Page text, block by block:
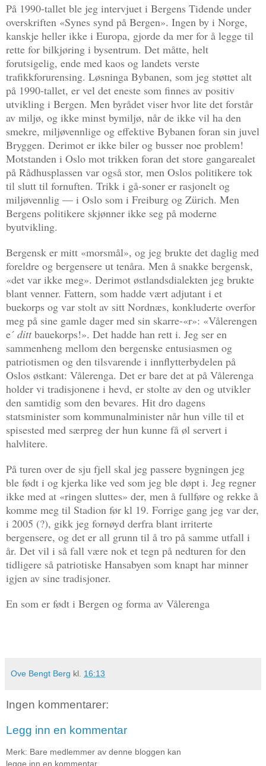
På 1990-tallet ble jeg intervjuet i Bergens Tidende under
overskriften «Synes synd på Bergen». Ingen by i Norge,
kanskje heller ikke i Europa, gjorde da mer for å legge til
rette for bilkjøring i bysentrum. Det måtte, helt
forutsigelig, ende med kaos og landets verste
trafikkforurensing. Løsninga Bybanen, som jeg støttet alt
på 1990-tallet, er vel det eneste som finnes av positiv
utvikling i Bergen. Men byrådet viser hvor lite det forstår
av miljø, og ikke minst bymiljø, når de ikke vil ha den
smekre, miljøvennlige og effektive Bybanen foran sin juvel
Bryggen. Derimot er ikke biler og busser noe problem!
Motstanden i Oslo mot trikken foran det store gangarealet
på Rådhusplassen var også stor, men Oslos politikere tok
til slutt til fornuften. Trikk i gå-soner er rasjonelt og
miljøvennlig — i Oslo som i Freiburg og Zürich. Men
Bergens politikere skjønner ikke seg på moderne
byutvikling.
Bergensk er mitt «morsmål», og jeg brukte det daglig med
foreldre og bergensere ut tenåra. Men å snakke bergensk,
«det var ikke meg». Derimot østlandsdialekten jeg brukte
blant venner. Fattern, som hadde vært adjutant i et
buekorps og var stolt av sitt Nordnæs, konkluderte overfor
meg på sine gamle dager med sin skarre-«r»: «Vålerengen
e´ dittbauekorps!». Det hadde han rett i. Jeg ser en
sammenheng mellom den bergenske entusiasmen og
patriotismen og den tilsvarende i innflytterbydelen på
Oslos østkant: Vålerenga. Det er bare det at på Vålerenga
holder vi tradisjonene i hevd, er stolte av den og utvikler
den samtidig som den bevares. Hit dro dagens
statsminister som kommunalminister når hun ville til et
spisested med særpreg der hun kunne få øl servert i
halvlitere.
På turen over de sju fjell skal jeg passere bygningen jeg
ble født i og kjerka like ved som jeg ble døpt i. Jeg regner
ikke med at «ringen sluttes» der, men å fullføre og rekke å
komme meg til Stadion før kl 19. Forrige gang jeg var der,
i 2005 (?), gikk jeg fornøyd derfra blant irriterte
bergensere, og det er all grunn til å tro på samme utfall i
år. Det vil i så fall være nok et tegn på nedturen for den
tidligere så patriotiske Hansabyen som knapt har minner
igjen av sine tradisjoner.
En som er født i Bergen og forma av Vålerenga
Ove Bengt Berg kl. 16:13
Ingen kommentarer:
Legg inn en kommentar
Merk: Bare medlemmer av denne bloggen kan
legge inn en kommentar.